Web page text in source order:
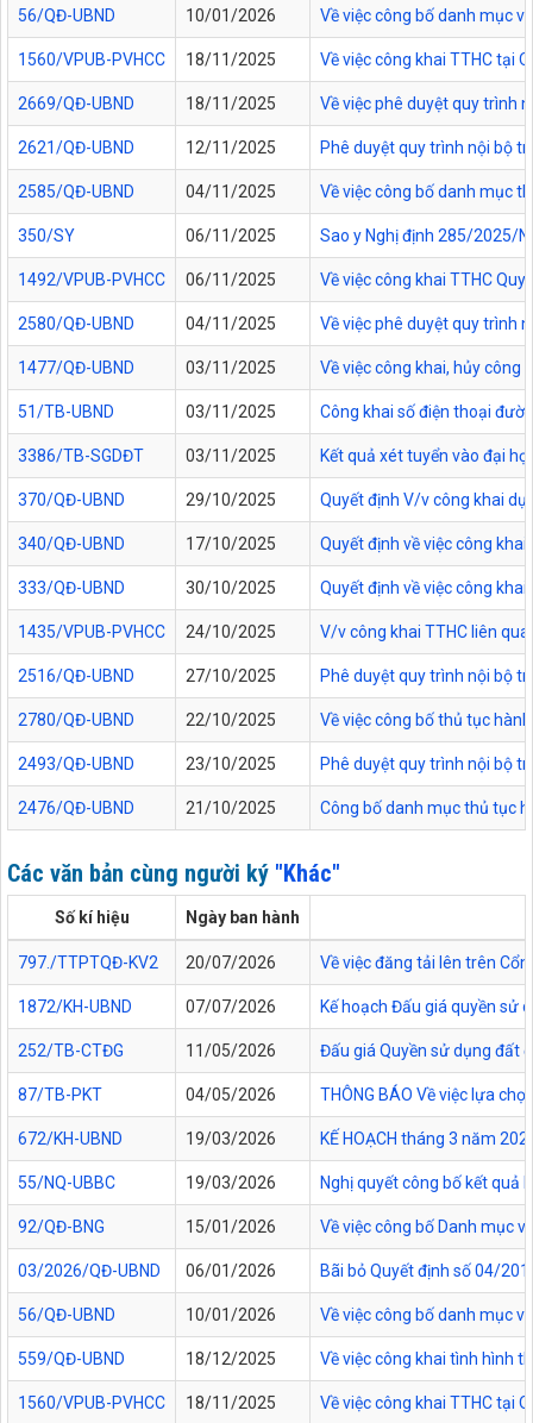
56/QĐ-UBND 10/01/2026 Về việc công bố danh mục
1560/VPUB-PVHCC 18/11/2025 Về việc công khai TTHC tại
2669/QĐ-UBND 18/11/2025 Về việc phê duyệt quy trình
2621/QĐ-UBND 12/11/2025 Phê duyệt quy trình nội bộ
2585/QĐ-UBND 04/11/2025 Về việc công bố danh mục
350/SY 06/11/2025 Sao y Nghị định 285/2025/
1492/VPUB-PVHCC 06/11/2025 Về việc công khai TTHC
2580/QĐ-UBND 04/11/2025 Về việc phê duyệt quy trình
1477/QĐ-UBND 03/11/2025 Về việc công khai, hủy công
51/TB-UBND 03/11/2025 Công khai số điện thoại
3386/TB-SGDĐT 03/11/2025 Kết quả xét tuyển vào đại
370/QĐ-UBND 29/10/2025 Quyết định V/v công khai
340/QĐ-UBND 17/10/2025 Quyết định về việc công
333/QĐ-UBND 30/10/2025 Quyết định về việc công
1435/VPUB-PVHCC 24/10/2025 V/v công khai TTHC liên
2516/QĐ-UBND 27/10/2025 Phê duyệt quy trình nội bộ
2780/QĐ-UBND 22/10/2025 Về việc công bố thủ tục
2493/QĐ-UBND 23/10/2025 Phê duyệt quy trình nội bộ
2476/QĐ-UBND 21/10/2025 Công bố danh mục thủ tục
Các văn bản cùng người ký "Khác"
Số kí hiệu Ngày ban hành
797./TTPTQĐ-KV2 20/07/2026 Về việc đăng tải lên trên
1872/KH-UBND 07/07/2026 Kế hoạch Đấu giá quyền sử
252/TB-CTĐG 11/05/2026 Đấu giá Quyền sử dụng đất
87/TB-PKT 04/05/2026 THÔNG BÁO Về việc lựa
672/KH-UBND 19/03/2026 KẾ HOẠCH tháng 3 năm
55/NQ-UBBC 19/03/2026 Nghị quyết công bố kết quả
92/QĐ-BNG 15/01/2026 Về việc công bố Danh mục
03/2026/QĐ-UBND 06/01/2026 Bãi bỏ Quyết định số 04/
56/QĐ-UBND 10/01/2026 Về việc công bố danh mục
559/QĐ-UBND 18/12/2025 Về việc công khai tình hình
1560/VPUB-PVHCC 18/11/2025 Về việc công khai TTHC tại